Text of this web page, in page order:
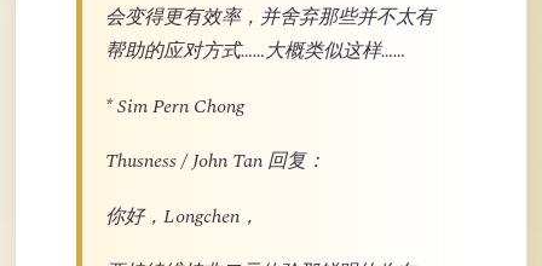
会变得更有效率，并舍弃那些并不太有
帮助的应对方式……大概类似这样……
* Sim Pern Chong
Thusness / John Tan 回复：
你好，Longchen，